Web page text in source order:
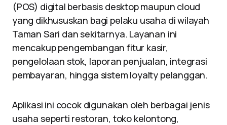
(POS) digital berbasis desktop maupun cloud
yang dikhususkan bagi pelaku usaha di wilayah
Taman Sari dan sekitarnya. Layanan ini
mencakup pengembangan fitur kasir,
pengelolaan stok, laporan penjualan, integrasi
pembayaran, hingga sistem loyalty pelanggan.
Aplikasi ini cocok digunakan oleh berbagai jenis
usaha seperti restoran, toko kelontong,